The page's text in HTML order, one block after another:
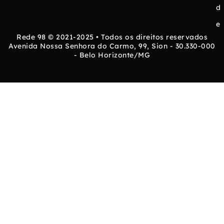
d
e
Rede 98 © 2021-2025 • Todos os direitos reservados
Avenida Nossa Senhora do Carmo, 99, Sion - 30.330-000
- Belo Horizonte/MG